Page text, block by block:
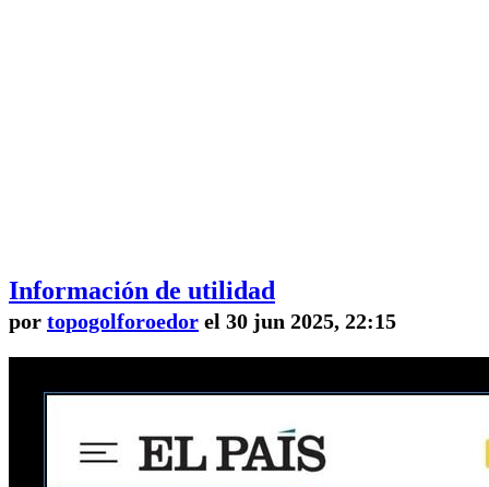
Información de utilidad
por topogolforoedor el 30 jun 2025, 22:15